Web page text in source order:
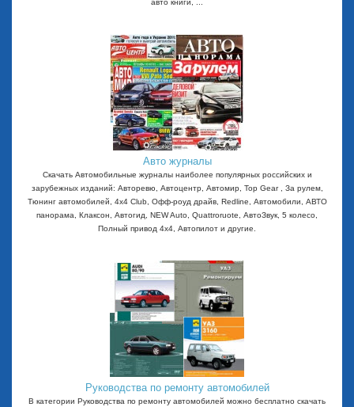
авто книги, ...
Авто журналы
Скачать Автомобильные журналы наиболее популярных российских и
зарубежных изданий: Авторевю, Автоцентр, Автомир, Top Gear , За рулем,
Тюнинг автомобилей, 4x4 Club, Офф-роуд драйв, Redline, Автомобили, АВТО
панорама, Клаксон, Автогид, NEW Auto, Quattroruote, АвтоЗвук, 5 колесо,
Полный привод 4х4, Автопилот и другие.
Руководства по ремонту автомобилей
В категории Руководства по ремонту автомобилей можно бесплатно скачать